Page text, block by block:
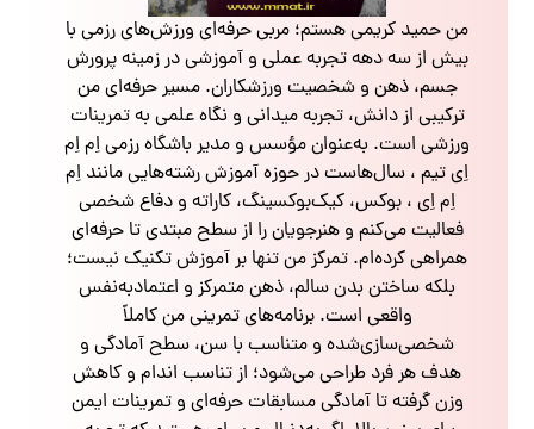
من حمید کریمی هستم؛ مربی حرفه‌ای ورزش‌های رزمی با
بیش از سه دهه تجربه عملی و آموزشی در زمینه پرورش
جسم، ذهن و شخصیت ورزشکاران. مسیر حرفه‌ای من
ترکیبی از دانش، تجربه میدانی و نگاه علمی به تمرینات
ورزشی است. به‌عنوان مؤسس و مدیر باشگاه رزمی اِم اِم
اِی تیم ، سال‌هاست در حوزه آموزش رشته‌هایی مانند اِم
اِم اِی ، بوکس، کیک‌بوکسینگ، کاراته و دفاع شخصی
فعالیت می‌کنم و هنرجویان را از سطح مبتدی تا حرفه‌ای
همراهی کرده‌ام. تمرکز من تنها بر آموزش تکنیک نیست؛
بلکه ساختن بدن سالم، ذهن متمرکز و اعتمادبه‌نفس
واقعی است. برنامه‌های تمرینی من کاملاً
شخصی‌سازی‌شده و متناسب با سن، سطح آمادگی و
هدف هر فرد طراحی می‌شود؛ از تناسب اندام و کاهش
وزن گرفته تا آمادگی مسابقات حرفه‌ای و تمرینات ایمن